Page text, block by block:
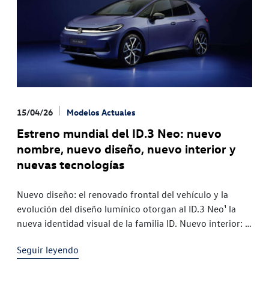
15/04/26 Modelos Actuales
Estreno mundial del ID.3 Neo: nuevo
nombre, nuevo diseño, nuevo interior y
nuevas tecnologías
Nuevo diseño: el renovado frontal del vehículo y la
evolución del diseño lumínico otorgan al ID.3 Neo¹ la
nueva identidad visual de la familia ID. Nuevo interior: el
calidad,
Seguir leyendo